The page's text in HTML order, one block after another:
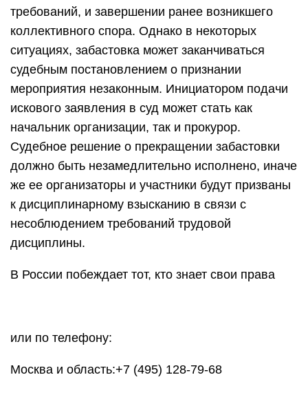
требований, и завершении ранее возникшего
коллективного спора. Однако в некоторых
ситуациях, забастовка может заканчиваться
судебным постановлением о признании
мероприятия незаконным. Инициатором подачи
искового заявления в суд может стать как
начальник организации, так и прокурор.
Судебное решение о прекращении забастовки
должно быть незамедлительно исполнено, иначе
же ее организаторы и участники будут призваны
к дисциплинарному взысканию в связи с
несоблюдением требований трудовой
дисциплины.
В России побеждает тот, кто знает свои права
или по телефону:
Москва и область:+7 (495) 128-79-68